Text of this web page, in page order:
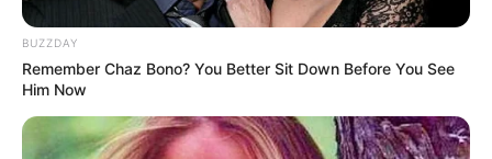
BUZZDAY
Remember Chaz Bono? You Better Sit Down Before You See
Him Now